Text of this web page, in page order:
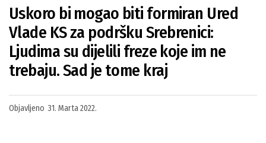
Uskoro bi mogao biti formiran Ured
Vlade KS za podršku Srebrenici:
Ljudima su dijelili freze koje im ne
trebaju. Sad je tome kraj
Objavljeno 31. Marta 2022.